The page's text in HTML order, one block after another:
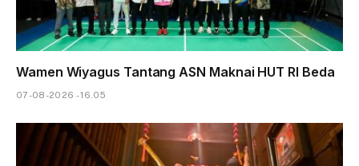
Wamen Wiyagus Tantang ASN Maknai HUT RI Beda
07-08-2026 - 16.05